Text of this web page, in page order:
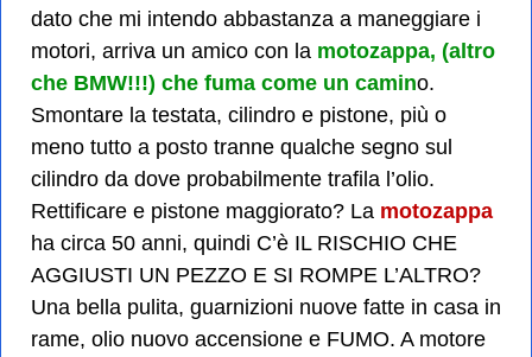
dato che mi intendo abbastanza a maneggiare i
motori, arriva un amico con la motozappa, (altro
che BMW!!!) che fuma come un camino.
Smontare la testata, cilindro e pistone, più o
meno tutto a posto tranne qualche segno sul
cilindro da dove probabilmente trafila l’olio.
Rettificare e pistone maggiorato? La motozappa
ha circa 50 anni, quindi C’è IL RISCHIO CHE
AGGIUSTI UN PEZZO E SI ROMPE L’ALTRO?
Una bella pulita, guarnizioni nuove fatte in casa in
rame, olio nuovo accensione e FUMO. A motore